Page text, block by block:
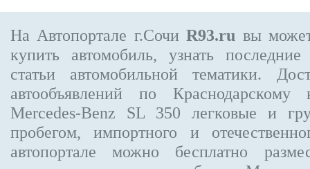
На Автопортале г.СочиR93.ru вы
купить автомобиль, узнать
статьи автомобильной тематики.
автообъявлений по
Mercedes-Benz SL 350 легковые и
пробегом, импортного и
автопортале можно бесплатно